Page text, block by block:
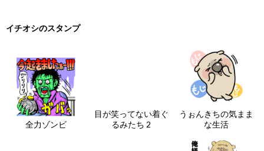
イチオシのスタンプ
全力ゾンビ
目が笑ってない着ぐ
るみたち 2
うぉんきちの気まま
な生活